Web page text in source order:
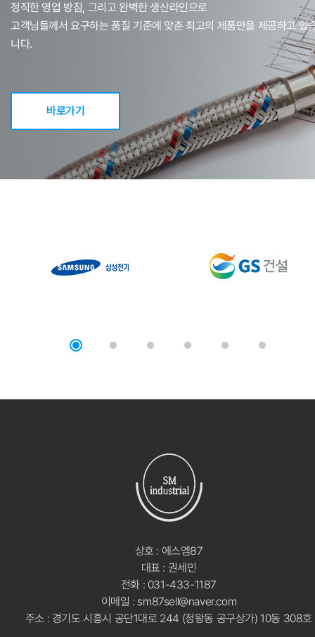
정직한 영업 방침, 그리고 완벽한 생산라인으로
고객님들께서 요구하는 품질 기준에 맞춘 최고의 제품만을 제공하고 있
니다.
바로가기
상호 : 에스엠87
대표 : 권세민
전화 : 031-433-1187
이메일 : sm87sell@naver.com
주소 : 경기도 시흥시 공단1대로 244 (정왕동 공구상가) 10동 308호